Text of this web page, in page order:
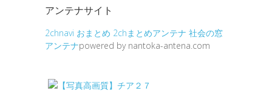
アンテナサイト
2chnavi おまとめ 2chまとめアンテナ 社会の窓
アンテナpowered by nantoka-antena.com